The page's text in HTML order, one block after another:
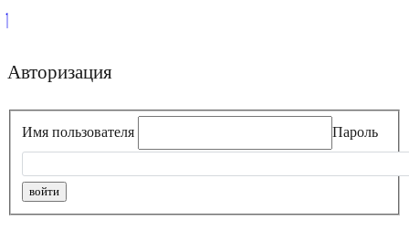
Авторизация
Имя пользователя Пароль